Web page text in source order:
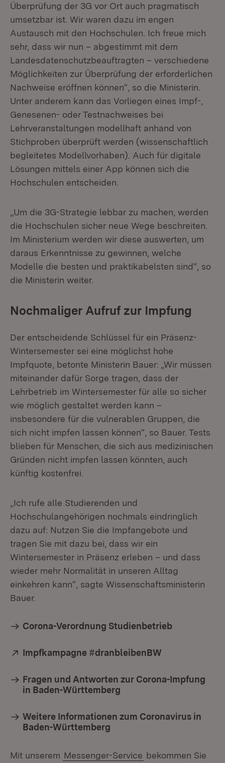
Überprüfung der 3G vor Ort auch pragmatisch
umsetzbar ist. Wir waren dazu im engen
Austausch mit den Hochschulen. Ich freue mich
sehr, dass wir nun – abgestimmt mit dem
Landesdatenschutzbeauftragten – verschiedene
Möglichkeiten zur Überprüfung der erforderlichen
Nachweise eröffnen können“, so die Ministerin.
Unter anderem kann das Vorliegen eines Impf-,
Genesenen- oder Testnachweises bei
Lehrveranstaltungen modellhaft anhand von
Stichproben überprüft werden (wissenschaftlich
begleitetes Modellvorhaben). Auch für digitale
Lösungen mittels einer App können sich die
Hochschulen entscheiden.
„Um die 3G-Strategie lebbar zu machen, werden
die Hochschulen sicher neue Wege beschreiten.
Im Ministerium werden wir diese auswerten, um
daraus Erkenntnisse zu gewinnen, welche
Modelle die besten und praktikabelsten sind“, so
die Ministerin weiter.
Nochmaliger Aufruf zur Impfung
Der entscheidende Schlüssel für ein Präsenz-
Wintersemester sei eine möglichst hohe
Impfquote, betonte Ministerin Bauer: „Wir müssen
miteinander dafür Sorge tragen, dass der
Lehrbetrieb im Wintersemester für alle so sicher
wie möglich gestaltet werden kann –
insbesondere für die vulnerablen Gruppen, die
sich nicht impfen lassen können“, so Bauer. Tests
blieben für Menschen, die sich aus medizinischen
Gründen nicht impfen lassen könnten, auch
künftig kostenfrei.
„Ich rufe alle Studierenden und
Hochschulangehörigen nochmals eindringlich
dazu auf: Nutzen Sie die Impfangebote und
tragen Sie mit dazu bei, dass wir ein
Wintersemester in Präsenz erleben – und dass
wieder mehr Normalität in unseren Alltag
einkehren kann“, sagte Wissenschaftsministerin
Bauer.
Corona-Verordnung Studienbetrieb
Extern:
Impfkampagne #dranbleibenBW
Fragen und Antworten zur Corona-Impfung
in Baden-Württemberg
Weitere Informationen zum Coronavirus in
Baden-Württemberg
Mit unserem Messenger-Service bekommen Sie